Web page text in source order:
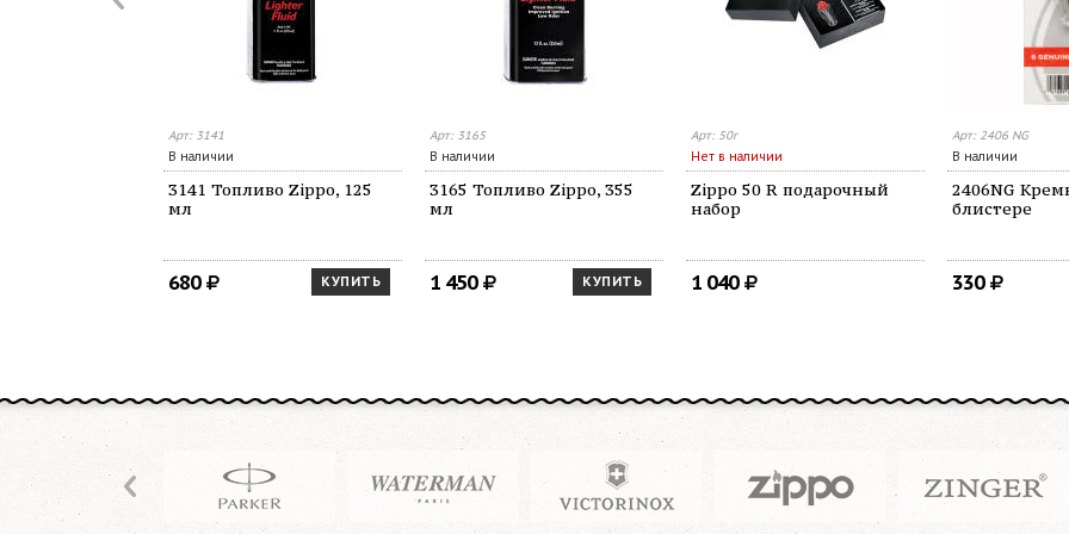
Арт: 3141
В наличии
3141 Топливо Zippo, 125
мл
680 КУПИТЬ
Арт: 3165
В наличии
3165 Топливо Zippo, 355
мл
1 450 КУПИТЬ
Арт: 50r
Нет в наличии
Zippo 50 R подарочный
набор
1 040
Арт: 2406 NG
В наличии
2406NG
блистере
330